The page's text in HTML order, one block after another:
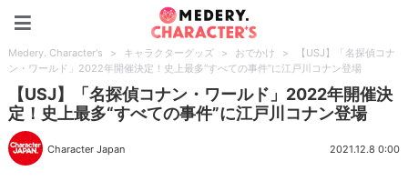
Medery. Character's > キャラクターグッズ > おでかけ >
【USJ】「名探偵コナ
ン・ワールド」2022年開催決定！史上最多“すべての事件”に江戸川コナン登場
【USJ】「名探偵コナン・ワールド」2022年開催決
定！史上最多“すべての事件”に江戸川コナン登場
Character Japan 2021.12.8 0:00